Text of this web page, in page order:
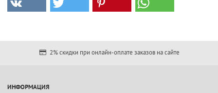
2% скидки при онлайн-оплате заказов на сайте
ИНФОРМАЦИЯ